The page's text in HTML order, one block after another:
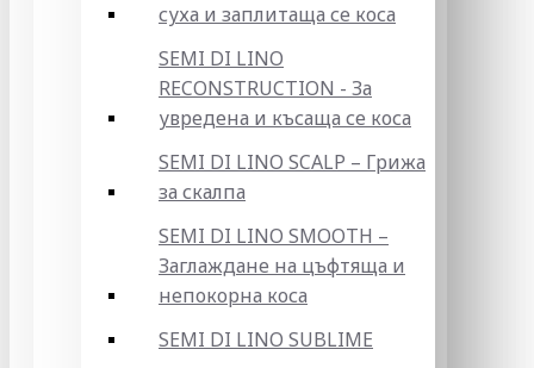
суха и заплитаща се коса
SEMI DI LINO
RECONSTRUCTION - За
увредена и късаща се коса
SEMI DI LINO SCALP – Грижа
за скалпа
SEMI DI LINO SMOOTH –
Заглаждане на цъфтяща и
непокорна коса
SEMI DI LINO SUBLIME